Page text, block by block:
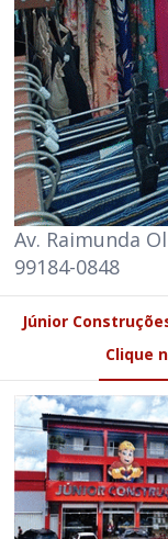
Av. Raimunda
99184-0848
Júnior
Clique